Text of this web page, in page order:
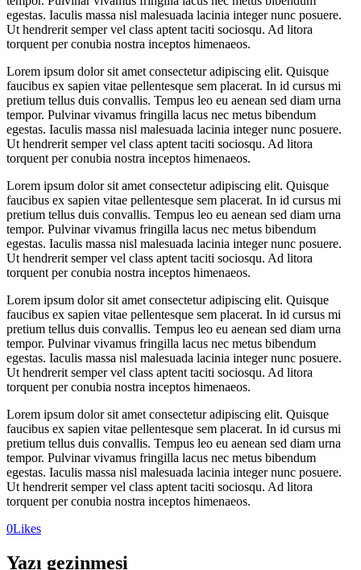
egestas. Iaculis massa nisl malesuada lacinia integer nunc posuere.
Ut hendrerit semper vel class aptent taciti sociosqu. Ad litora
torquent per conubia nostra inceptos himenaeos.
Lorem ipsum dolor sit amet consectetur adipiscing elit. Quisque
faucibus ex sapien vitae pellentesque sem placerat. In id cursus mi
pretium tellus duis convallis. Tempus leo eu aenean sed diam urna
tempor. Pulvinar vivamus fringilla lacus nec metus bibendum
egestas. Iaculis massa nisl malesuada lacinia integer nunc posuere.
Ut hendrerit semper vel class aptent taciti sociosqu. Ad litora
torquent per conubia nostra inceptos himenaeos.
Lorem ipsum dolor sit amet consectetur adipiscing elit. Quisque
faucibus ex sapien vitae pellentesque sem placerat. In id cursus mi
pretium tellus duis convallis. Tempus leo eu aenean sed diam urna
tempor. Pulvinar vivamus fringilla lacus nec metus bibendum
egestas. Iaculis massa nisl malesuada lacinia integer nunc posuere.
Ut hendrerit semper vel class aptent taciti sociosqu. Ad litora
torquent per conubia nostra inceptos himenaeos.
Lorem ipsum dolor sit amet consectetur adipiscing elit. Quisque
faucibus ex sapien vitae pellentesque sem placerat. In id cursus mi
pretium tellus duis convallis. Tempus leo eu aenean sed diam urna
tempor. Pulvinar vivamus fringilla lacus nec metus bibendum
egestas. Iaculis massa nisl malesuada lacinia integer nunc posuere.
Ut hendrerit semper vel class aptent taciti sociosqu. Ad litora
torquent per conubia nostra inceptos himenaeos.
Lorem ipsum dolor sit amet consectetur adipiscing elit. Quisque
faucibus ex sapien vitae pellentesque sem placerat. In id cursus mi
pretium tellus duis convallis. Tempus leo eu aenean sed diam urna
tempor. Pulvinar vivamus fringilla lacus nec metus bibendum
egestas. Iaculis massa nisl malesuada lacinia integer nunc posuere.
Ut hendrerit semper vel class aptent taciti sociosqu. Ad litora
torquent per conubia nostra inceptos himenaeos.
0Likes
Yazı gezinmesi